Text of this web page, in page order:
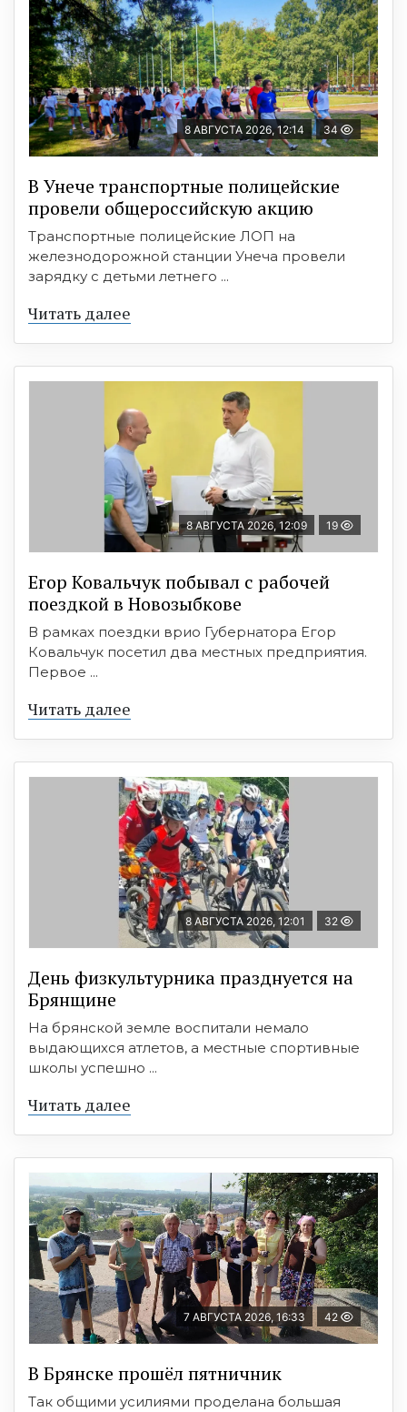
8 АВГУСТА 2026, 12:14 34
В Унече транспортные полицейские
провели общероссийскую акцию
Транспортные полицейские ЛОП на
железнодорожной станции Унеча провели
зарядку с детьми летнего ...
Читать далее
8 АВГУСТА 2026, 12:09 19
Егор Ковальчук побывал с рабочей
поездкой в Новозыбкове
В рамках поездки врио Губернатора Егор
Ковальчук посетил два местных предприятия.
Первое ...
Читать далее
8 АВГУСТА 2026, 12:01 32
День физкультурника празднуется на
Брянщине
На брянской земле воспитали немало
выдающихся атлетов, а местные спортивные
школы успешно ...
Читать далее
7 АВГУСТА 2026, 16:33 42
В Брянске прошёл пятничник
Так общими усилиями проделана большая